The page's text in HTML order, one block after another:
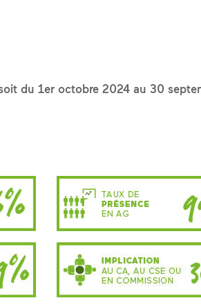
du 1er octobre 2024 au 30